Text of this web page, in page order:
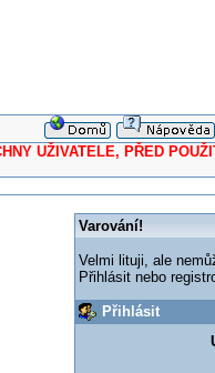
PŘED
Varování!
Velmi lituji, ale
Přihlásit nebo
Přihlásit